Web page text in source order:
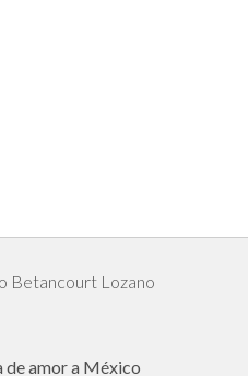
Betancourt Lozano
de amor a México